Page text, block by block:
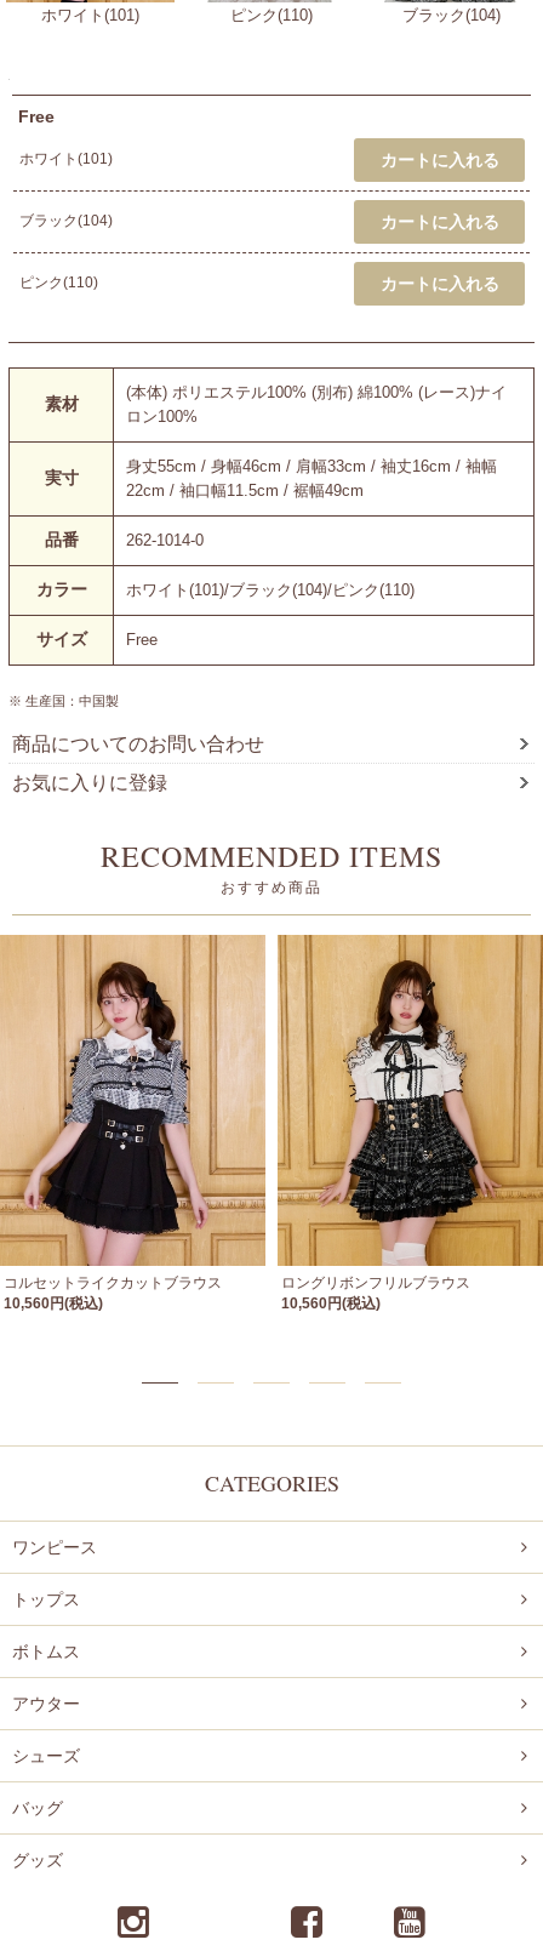
ホワイト(101) ピンク(110) ブラック(104)
Free
ホワイト(101)
ブラック(104)
ピンク(110)
素材
(本体) ポリエステル100% (別布) 綿100% (レース)ナイ
ロン100%
実寸
身丈55cm / 身幅46cm / 肩幅33cm / 袖丈16cm / 袖幅
22cm / 袖口幅11.5cm / 裾幅49cm
品番 262-1014-0
カラー ホワイト(101)/ブラック(104)/ピンク(110)
サイズ Free
※ 生産国：中国製
商品についてのお問い合わせ
お気に入りに登録
RECOMMENDED ITEMS
おすすめ商品
コルセットライクカットブラウス
10,560円(税込)
ロングリボンフリルブラウス
10,560円(税込)
CATEGORIES
ワンピース
トップス
ボトムス
アウター
シューズ
バッグ
グッズ